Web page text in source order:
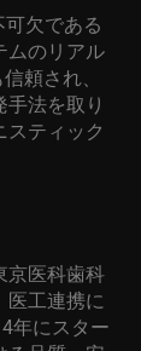
欠である
ムのリアル
頼され、
法を取り
スティック
京医科歯科
医工連携に
年にスター